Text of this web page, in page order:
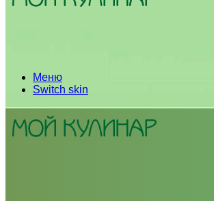
Меню
Switch skin